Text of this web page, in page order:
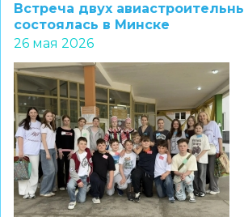
танца
«Заельцовский»
успешно
выступила
в
международном
конкурсе
Встреча двух
состоялась в Минске
26 мая 2026